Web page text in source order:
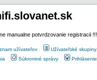
manualne potvrdzovanie registracii !!!
užívateľov Užívateľské skupiny
Súkromné správy Prihlásenie